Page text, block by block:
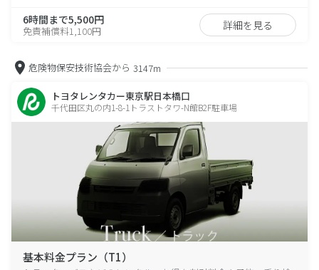
6時間まで5,500円
免責補償料1,100円 詳細を見る
危険物保安技術協会から 3147m
トヨタレンタカー東京駅日本橋口
千代田区丸の内1-8-1トラストタワ-N館B2F駐車場
基本料金プラン（T1）